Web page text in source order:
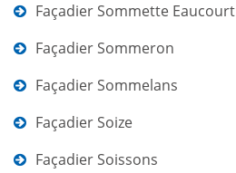
Façadier Sommette Eaucourt
Façadier Sommeron
Façadier Sommelans
Façadier Soize
Façadier Soissons